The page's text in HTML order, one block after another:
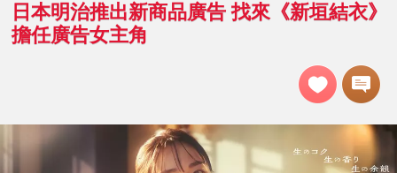
日本明治推出新商品廣告 找來《新垣結衣》
擔任廣告女主角